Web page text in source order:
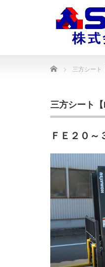
Home 三方シート
三方シート【
ＦＥ２０～